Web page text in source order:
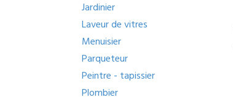
Jardinier
Laveur de vitres
Menuisier
Parqueteur
Peintre - tapissier
Plombier